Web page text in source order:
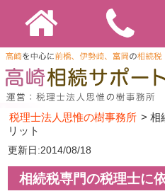
税理士法人思惟の樹事務所 >相
リット
更新日:2014/08/18
相続税専門の税理士に